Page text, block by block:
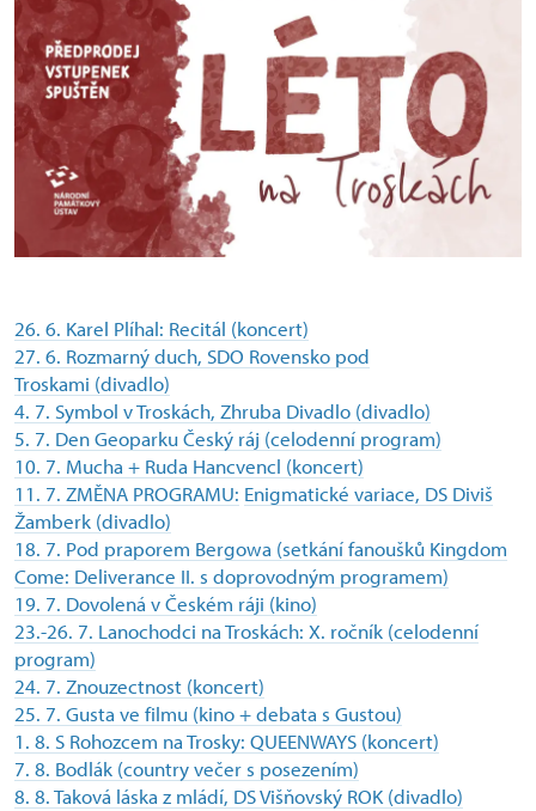
26. 6. Karel Plíhal: Recitál (koncert)
27. 6. Rozmarný duch, SDO Rovensko pod
Troskami (divadlo)
4. 7. Symbol v Troskách, Zhruba Divadlo (divadlo)
5. 7. Den Geoparku Český ráj (celodenní program)
10. 7. Mucha + Ruda Hancvencl (koncert)
11. 7. ZMĚNA PROGRAMU: Enigmatické variace, DS Diviš
Žamberk (divadlo)
18. 7. Pod praporem Bergowa (setkání fanoušků Kingdom
Come: Deliverance II. s doprovodným programem)
19. 7. Dovolená v Českém ráji (kino)
23.-26. 7. Lanochodci na Troskách: X. ročník (celodenní
program)
24. 7. Znouzectnost (koncert)
25. 7. Gusta ve filmu (kino + debata s Gustou)
1. 8. S Rohozcem na Trosky: QUEENWAYS (koncert)
7. 8. Bodlák (country večer s posezením)
8. 8. Taková láska z mládí, DS Višňovský ROK (divadlo)